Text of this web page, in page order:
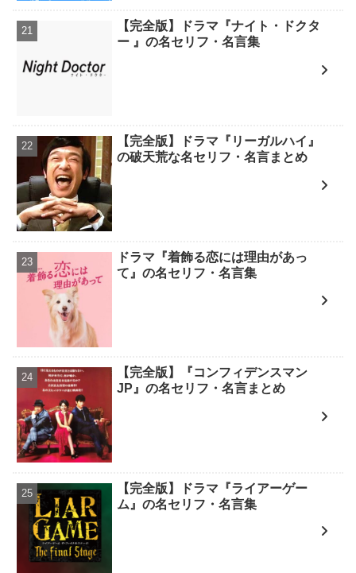
【完全版】ドラマ『ナイト・ドクタ
ー 』の名セリフ・名言集
【完全版】ドラマ『リーガルハイ』
の破天荒な名セリフ・名言まとめ
ドラマ『着飾る恋には理由があっ
て』の名セリフ・名言集
【完全版】『コンフィデンスマン
JP』の名セリフ・名言まとめ
【完全版】ドラマ『ライアーゲー
ム』の名セリフ・名言集